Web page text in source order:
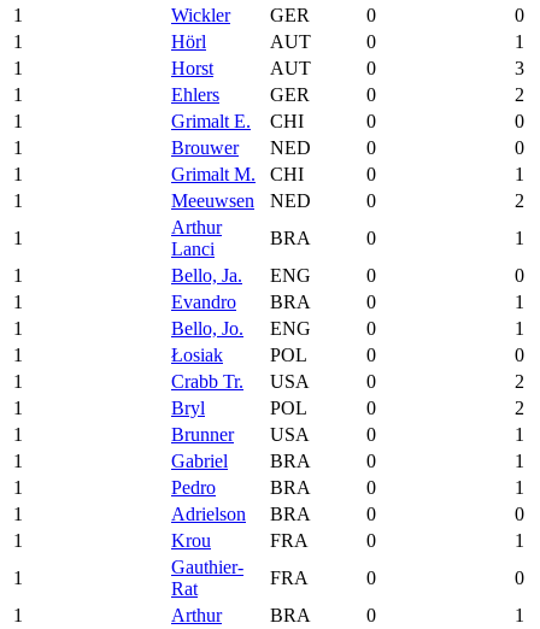
1
Wickler GER 0
0
1
Hörl AUT 0
1
1
Horst AUT 0
3
1
Ehlers GER 0
2
1
Grimalt E. CHI 0
0
1
Brouwer NED 0
0
1
Grimalt M. CHI 0
1
1
Meeuwsen NED 0
2
1
Arthur
Lanci
BRA 0
1
1
Bello, Ja. ENG 0
0
1
Evandro BRA 0
1
1
Bello, Jo. ENG 0
1
1
Łosiak POL 0
0
1
Crabb Tr. USA 0
2
1
Bryl POL 0
2
1
Brunner USA 0
1
1
Gabriel BRA 0
1
1
Pedro BRA 0
1
1
Adrielson BRA 0
0
1
Krou FRA 0
1
1
Gauthier-
Rat
FRA 0
0
1
Arthur BRA 0
1